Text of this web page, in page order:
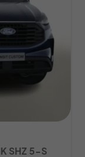
SHZ 5-S